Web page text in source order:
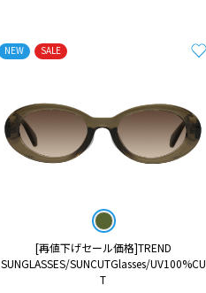
NEW SALE
[再値下げセール価格]TREND
SUNGLASSES/SUNCUTGlasses/UV100%CU
T